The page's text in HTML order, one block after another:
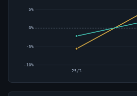
-10%
-5%
0%
5%
25/3